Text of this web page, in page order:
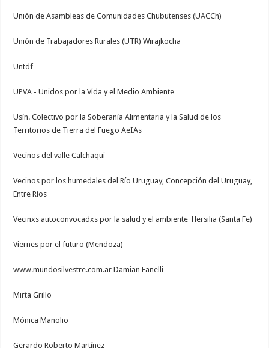
Unión de Asambleas de Comunidades Chubutenses (UACCh)
Unión de Trabajadores Rurales (UTR) Wirajkocha
Untdf
UPVA - Unidos por la Vida y el Medio Ambiente
Usín. Colectivo por la Soberanía Alimentaria y la Salud de los
Territorios de Tierra del Fuego AeIAs
Vecinos del valle Calchaqui
Vecinos por los humedales del Río Uruguay, Concepción del Uruguay,
Entre Ríos
Vecinxs autoconvocadxs por la salud y el ambiente Hersilia (Santa Fe)
Viernes por el futuro (Mendoza)
www.mundosilvestre.com.ar Damian Fanelli
Mirta Grillo
Mónica Manolio
Gerardo Roberto Martínez